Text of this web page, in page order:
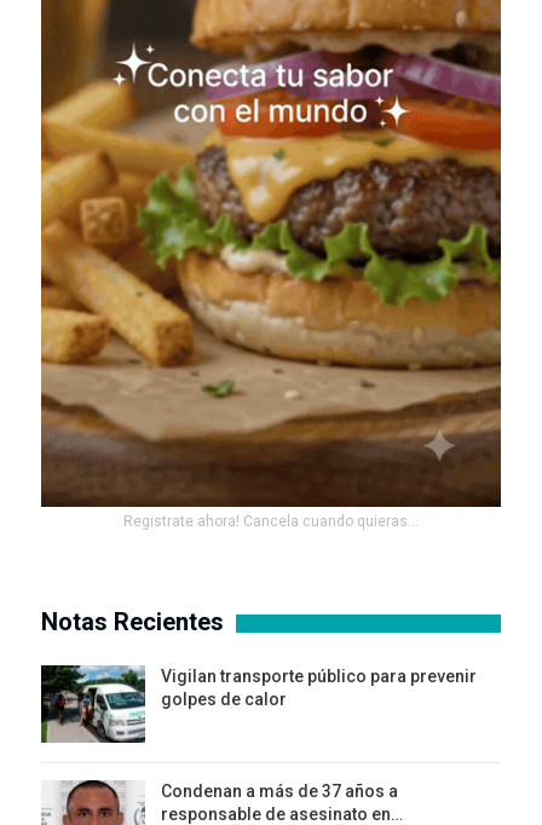
Registrate ahora! Cancela cuando quieras...
Notas Recientes
Vigilan transporte público para prevenir
golpes de calor
Condenan a más de 37 años a
responsable de asesinato en…